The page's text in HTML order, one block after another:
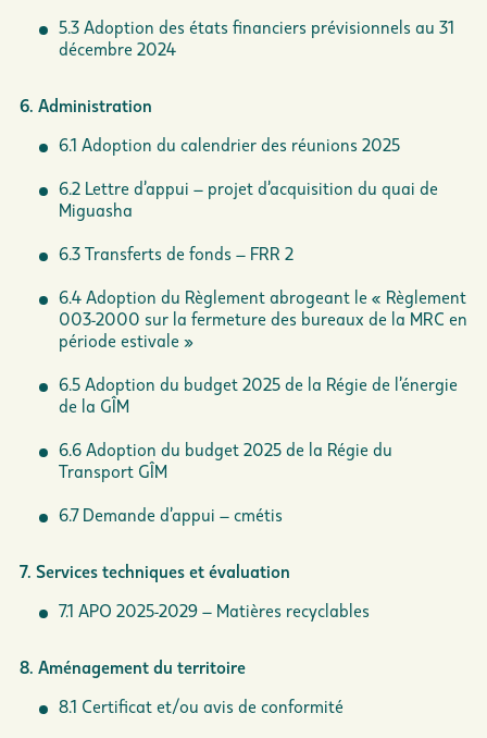
5.3 Adoption des états financiers prévisionnels au 31
décembre 2024
6. Administration
6.1 Adoption du calendrier des réunions 2025
6.2 Lettre d’appui – projet d’acquisition du quai de
Miguasha
6.3 Transferts de fonds – FRR 2
6.4 Adoption du Règlement abrogeant le « Règlement
003-2000 sur la fermeture des bureaux de la MRC en
période estivale »
6.5 Adoption du budget 2025 de la Régie de l’énergie
de la GÎM
6.6 Adoption du budget 2025 de la Régie du
Transport GÎM
6.7 Demande d’appui – cmétis
7. Services techniques et évaluation
7.1 APO 2025-2029 – Matières recyclables
8. Aménagement du territoire
8.1 Certificat et/ou avis de conformité